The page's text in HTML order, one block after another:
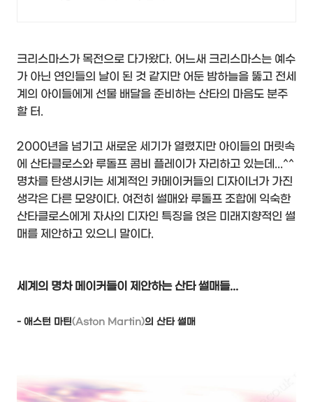
크리스마스가 목전으로 다가왔다. 어느새 크리스마스는 예수
가 아닌 연인들의 날이 된 것 같지만 어둔 밤하늘을 뚫고 전세
계의 아이들에게 선물 배달을 준비하는 산타의 마음도 분주
할 터.
2000년을 넘기고 새로운 세기가 열렸지만 아이들의 머릿속
에 산타클로스와 루돌프 콤비 플레이가 자리하고 있는데...^^
명차를 탄생시키는 세계적인 카메이커들의 디자이너가 가진
생각은 다른 모양이다. 여전히 썰매와 루돌프 조합에 익숙한
산타클로스에게 자사의 디자인 특징을 얹은 미래지향적인 썰
매를 제안하고 있으니 말이다.
세계의 명차 메이커들이 제안하는 산타 썰매들...
- 애스턴 마틴(Aston Martin)의 산타 썰매